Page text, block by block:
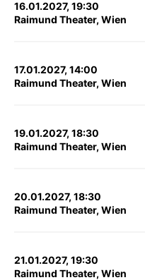
16.01.2027, 19:30
Raimund Theater, Wien
17.01.2027, 14:00
Raimund Theater, Wien
19.01.2027, 18:30
Raimund Theater, Wien
20.01.2027, 18:30
Raimund Theater, Wien
21.01.2027, 19:30
Raimund Theater, Wien